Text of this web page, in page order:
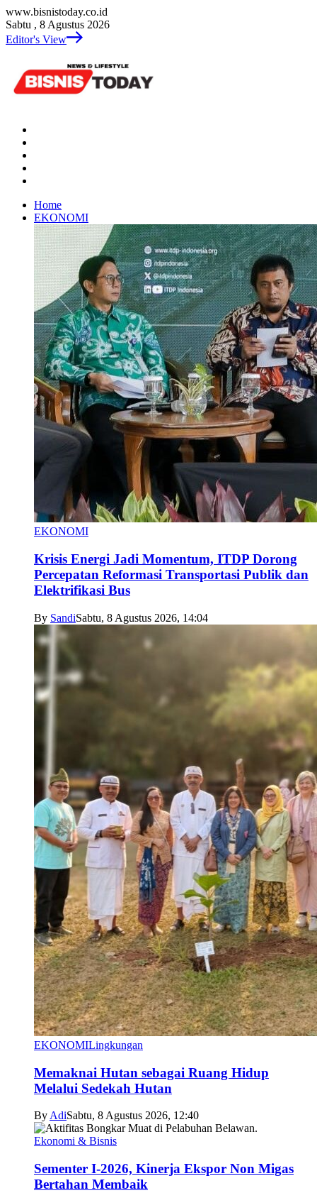
www.bisnistoday.co.id
Sabtu , 8 Agustus 2026
Editor's View
Home
EKONOMI
EKONOMI
Krisis Energi Jadi Momentum, ITDP Dorong
Percepatan Reformasi Transportasi Publik dan
Elektrifikasi Bus
By SandiSabtu, 8 Agustus 2026, 14:04
EKONOMILingkungan
Memaknai Hutan sebagai Ruang Hidup
Melalui Sedekah Hutan
By AdiSabtu, 8 Agustus 2026, 12:40
Ekonomi & Bisnis
Sementer I-2026, Kinerja Ekspor Non Migas
Bertahan Membaik